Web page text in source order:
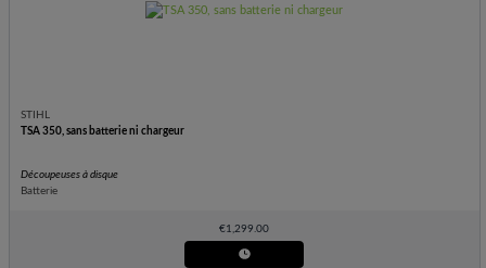
STIHL
TSA 350, sans batterie ni chargeur
Découpeuses à disque
Batterie
€1,299.00